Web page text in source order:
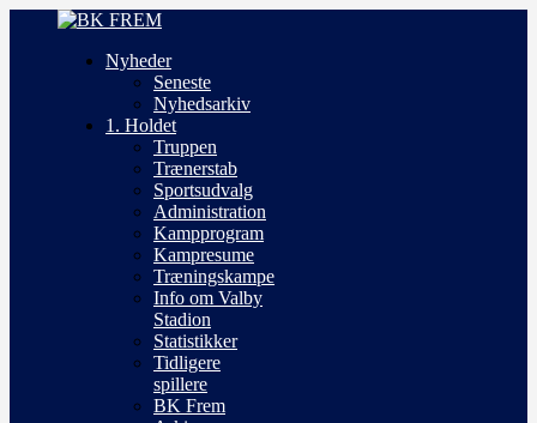
Nyheder
Seneste
Nyhedsarkiv
1. Holdet
Truppen
Trænerstab
Sportsudvalg
Administration
Kampprogram
Kampresume
Træningskampe
Info om Valby
Stadion
Statistikker
Tidligere
spillere
BK Frem